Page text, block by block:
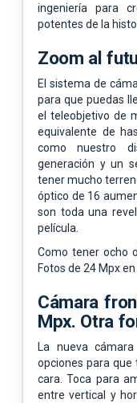
ingeniería para
potentes de la
Zoom al
El sistema de
para que puedas
el teleobjetivo de
equivalente de
como nuestro
generación y un
tener mucho
óptico de 16
son toda una
película.
Como tener ocho
Fotos de 24 Mpx
Cámara
Mpx. Otra
La nueva
opciones para
cara. Toca para
entre vertical y